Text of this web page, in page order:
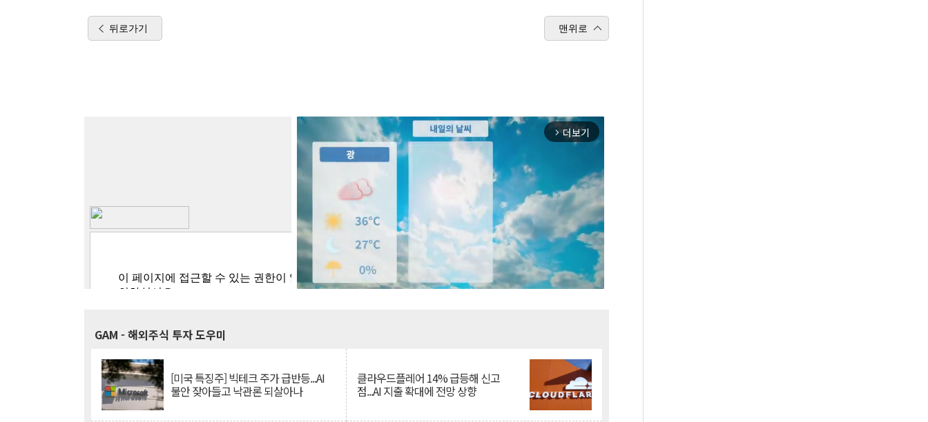
뒤로가기 맨위로
arrow_forward_ios 더보기
GAM - 해외주식 투자 도우미
[미국 특징주] 빅테크 주가 급반등...AI
불안 잦아들고 낙관론 되살아나
클라우드플레어 14% 급등해 신고
점...AI 지출 확대에 전망 상향